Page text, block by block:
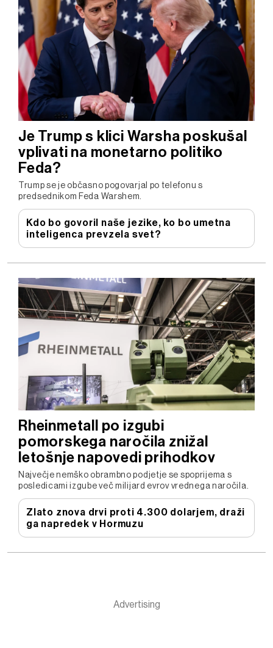
Je Trump s klici Warsha poskušal
vplivati na monetarno politiko
Feda?
Trump se je občasno pogovarjal po telefonu s
predsednikom Feda Warshem.
Kdo bo govoril naše jezike, ko bo umetna
inteligenca prevzela svet?
Rheinmetall po izgubi
pomorskega naročila znižal
letošnje napovedi prihodkov
Največje nemško obrambno podjetje se spoprijema s
posledicami izgube več milijard evrov vrednega naročila.
Zlato znova drvi proti 4.300 dolarjem, draži
ga napredek v Hormuzu